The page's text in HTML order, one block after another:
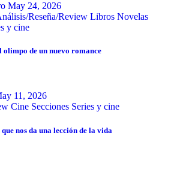
May 24, 2026
Reseña/Review Libros Novelas
y cine
olimpo de un nuevo romance
11, 2026
Cine Secciones Series y cine
nos da una lección de la vida